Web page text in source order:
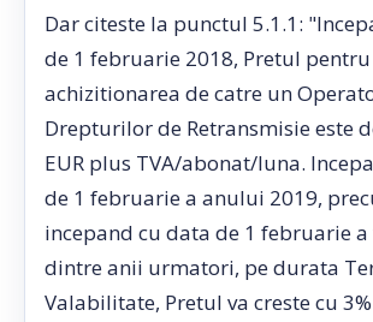
Dar citeste la punctul 5.1.1:
de 1 februarie 2018, Pretul pentru
achizitionarea de catre un
Drepturilor de Retransmisie este
EUR plus TVA/abonat/luna.
de 1 februarie a anului 2019,
incepand cu data de 1 februarie
dintre anii urmatori, pe durata
Valabilitate, Pretul va creste cu